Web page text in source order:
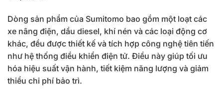
Dòng sản phẩm của Sumitomo bao gồm một loạt các
xe nâng điện, dầu diesel, khí nén và các loại động cơ
khác, đều được thiết kế và tích hợp công nghệ tiên tiến
như hệ thống điều khiển điện tử. Điều này giúp tối ưu
hóa hiệu suất vận hành, tiết kiệm năng lượng và giảm
thiểu chi phí bảo trì.